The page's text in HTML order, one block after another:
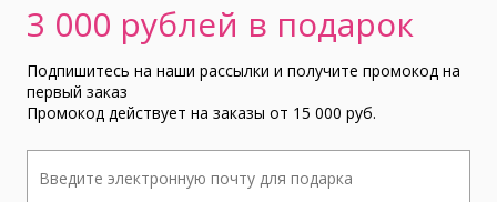
3 000 рублей в подарок
Подпишитесь на наши рассылки и получите промокод на
первый заказ
Промокод действует на заказы от 15 000 руб.